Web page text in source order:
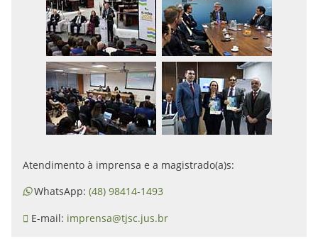
Atendimento à imprensa e a magistrado(a)s:
WhatsApp: (48) 98414-1493
E-mail: imprensa@tjsc.jus.br